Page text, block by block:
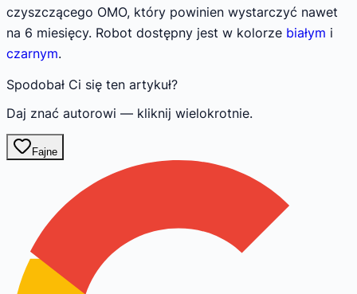
czyszczącego OMO, który powinien wystarczyć nawet
na 6 miesięcy. Robot dostępny jest w kolorze białym i
czarnym.
Spodobał Ci się ten artykuł?
Daj znać autorowi — kliknij wielokrotnie.
Fajne